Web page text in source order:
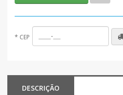
* CEP
DESCRIÇÃO